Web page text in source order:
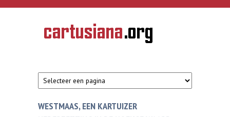
Overslaan en naar de inhoud gaan
CARTUSIANA
Geschiedenis
van de
WESTMAAS, EEN KARTUIZER